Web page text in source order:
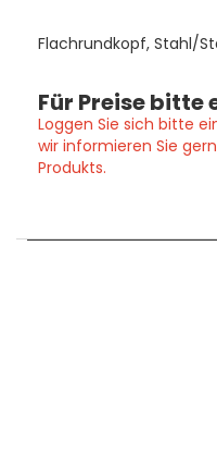
Flachrundkopf, Stahl/
Für Preise bitte
Loggen Sie sich bitte
wir informieren Sie
Produkts.